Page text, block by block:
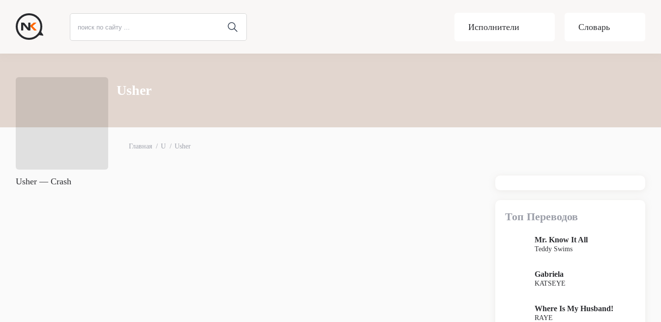
Исполнители Словарь
Usher
Главная U Usher
Usher — Crash
Топ Переводов
Mr. Know It All
Teddy Swims
Gabriela
KATSEYE
Where Is My Husband!
RAYE